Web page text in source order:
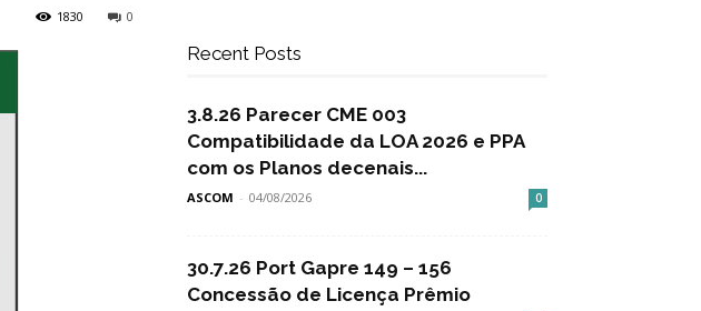
0
1830
Recent Posts
3.8.26 Parecer CME 003
Compatibilidade da LOA 2026 e PPA
com os Planos decenais...
ASCOM - 04/08/2026 0
30.7.26 Port Gapre 149 – 156
Concessão de Licença Prêmio